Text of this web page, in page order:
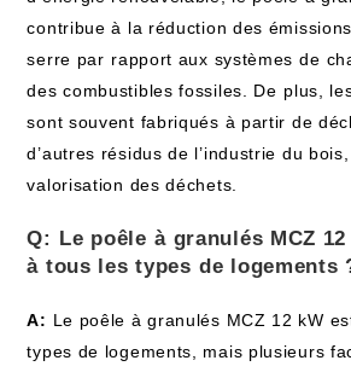
contribue ‍à​ la réduction​ des
serre ‍par ⁤rapport ‍aux​ systèmes de
des combustibles fossiles. De⁢ plus,
sont souvent fabriqués à partir‍ de
d’autres résidus de l’industrie du
valorisation des déchets.
Q:⁣ Le poêle⁣ à granulés MCZ‍
à‍ tous les types ⁣de logements
A: Le poêle à granulés MCZ 12 kW
types de logements, mais plusieurs